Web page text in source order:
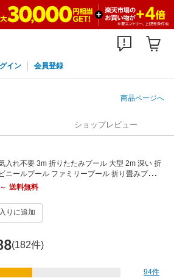
イン 会員登録
商品ページへ
ショップレビュー
入れ不要 3m 折りたたみプール 大型 2m 深い 折
ニールプール ファミリープール 折り畳みプール
家庭用プール 水遊び おもちゃ 子供 子供用 子供
～ 送料無料
りに追加
(182件)
94件